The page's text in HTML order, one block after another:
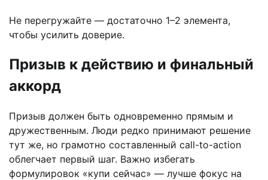
Не перегружайте — достаточно 1–2 элемента,
чтобы усилить доверие.
Призыв к действию и финальный
аккорд
Призыв должен быть одновременно прямым и
дружественным. Люди редко принимают решение
тут же, но грамотно составленный call-to-action
облегчает первый шаг. Важно избегать
формулировок «купи сейчас» — лучше фокус на